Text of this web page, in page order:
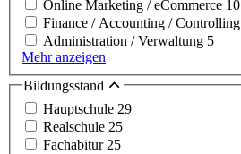
Online Marketing / eCommerce 10
Finance / Accounting / Controlling
Administration / Verwaltung 5
Mehr anzeigen
Bildungsstand
Hauptschule 29
Realschule 25
Fachabitur 25